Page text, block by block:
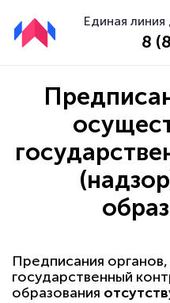
Единая
8
Предписания
государственный
образования